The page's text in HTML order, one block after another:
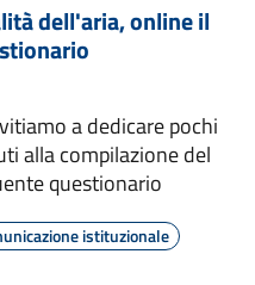
dell'aria, online il
a dedicare pochi
alla compilazione del
questionario
istituzionale